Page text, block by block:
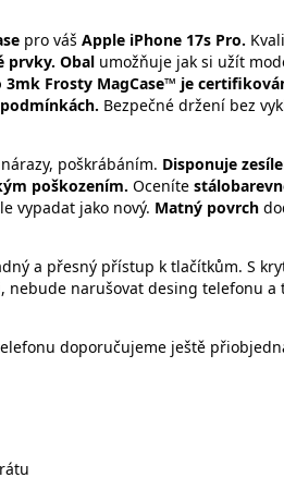
pro váš Apple iPhone 17s Pro.
prvky. Obal umožňuje jak si užít
Frosty MagCase™ je
Bezpečné držení bez
poškrábáním. Disponuje
poškozením. Oceníte
vypadat jako nový. Matný povrch
a přesný přístup k tlačítkům. S
nebude narušovat desing telefonu
doporučujeme ještě